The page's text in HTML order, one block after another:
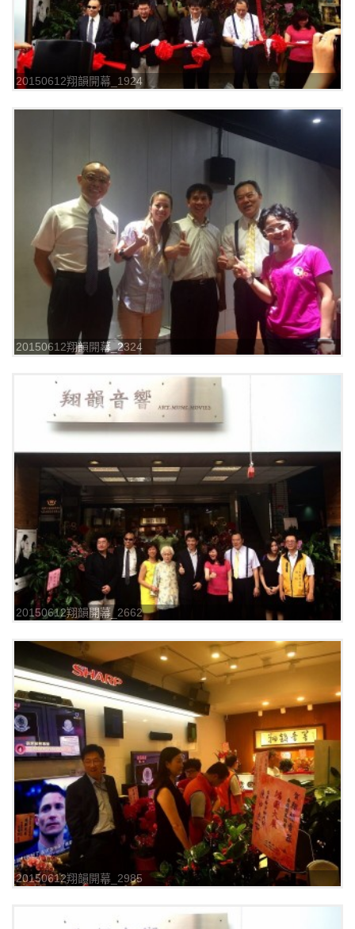
20150612翔韻開幕_1924
20150612翔韻開幕_2324
20150612翔韻開幕_2662
20150612翔韻開幕_2985